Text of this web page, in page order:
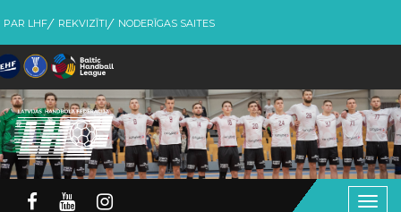
PAR LHF REKVIZĪTI NODERĪGAS SAITES